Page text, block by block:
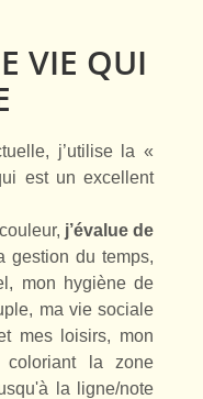
VIE QUI
j’utilise la «
est un excellent
j’évalue de
gestion du temps,
mon hygiène de
ma vie sociale
mes loisirs, mon
la zone
la ligne/note